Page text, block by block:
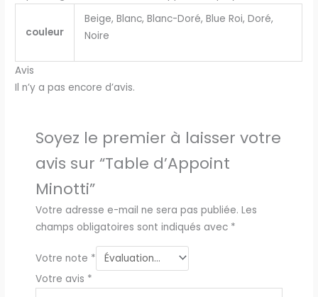
couleur
Beige, Blanc, Blanc-Doré, Blue Roi, Doré,
Noire
Avis
Il n’y a pas encore d’avis.
Soyez le premier à laisser votre
avis sur “Table d’Appoint
Minotti”
Votre adresse e-mail ne sera pas publiée. Les
champs obligatoires sont indiqués avec *
Votre note *
Votre avis *